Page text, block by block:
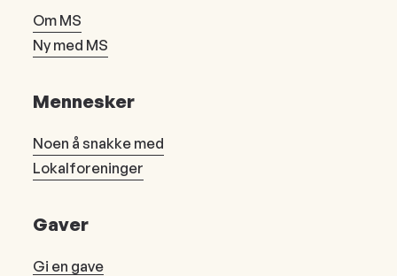
Om MS
Ny med MS
Mennesker
Noen å snakke med
Lokalforeninger
Gaver
Gi en gave